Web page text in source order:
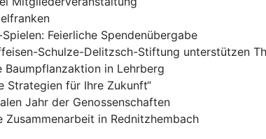
Feierliche Spendenübergabe
Schulze-Delitzsch-Stiftung unterstützen
in Lehrberg
Strategien für Ihre Zukunft“
Jahr der Genossenschaften
in Rednitzhembach